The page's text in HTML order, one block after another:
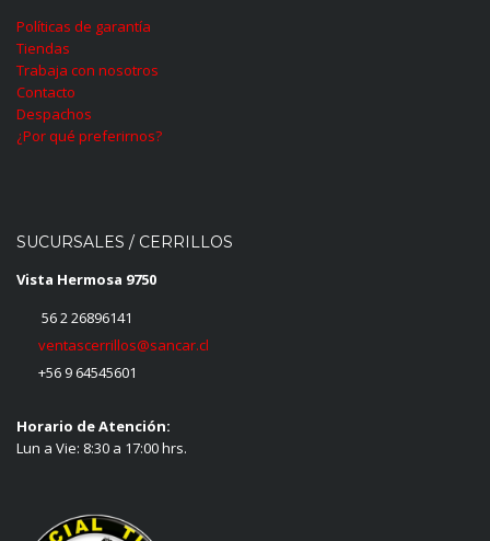
Políticas de garantía
Tiendas
Trabaja con nosotros
Contacto
Despachos
¿Por qué preferirnos?
SUCURSALES / CERRILLOS
Vista Hermosa 9750
56 2 26896141
ventascerrillos@sancar.cl
+56 9 64545601
Horario de Atención:
Lun a Vie: 8:30 a 17:00 hrs.